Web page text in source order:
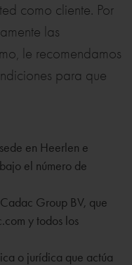
como cliente. Por
las
le recomendamos
para que
en Heerlen e
el número de
Group BV, que
y todos los
o jurídica que actúa